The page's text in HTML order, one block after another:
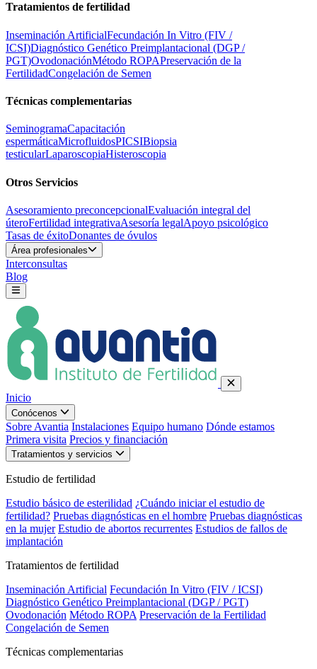
Tratamientos de fertilidad
Inseminación ArtificialFecundación In Vitro (FIV /
ICSI)Diagnóstico Genético Preimplantacional (DGP /
PGT)OvodonaciónMétodo ROPAPreservación de la
FertilidadCongelación de Semen
Técnicas complementarias
SeminogramaCapacitación
espermáticaMicrofluidosPICSIBiopsia
testicularLaparoscopiaHisteroscopia
Otros Servicios
Asesoramiento preconcepcionalEvaluación integral del
úteroFertilidad integrativaAsesoría legalApoyo psicológico
Tasas de éxitoDonantes de óvulos
Área profesionales
Interconsultas
Blog
Inicio
Conócenos
Sobre Avantia Instalaciones Equipo humano Dónde estamos
Primera visita Precios y financiación
Tratamientos y servicios
Estudio de fertilidad
Estudio básico de esterilidad ¿Cuándo iniciar el estudio de
fertilidad? Pruebas diagnósticas en el hombre Pruebas diagnósticas
en la mujer Estudio de abortos recurrentes Estudios de fallos de
implantación
Tratamientos de fertilidad
Inseminación Artificial Fecundación In Vitro (FIV / ICSI)
Diagnóstico Genético Preimplantacional (DGP / PGT)
Ovodonación Método ROPA Preservación de la Fertilidad
Congelación de Semen
Técnicas complementarias